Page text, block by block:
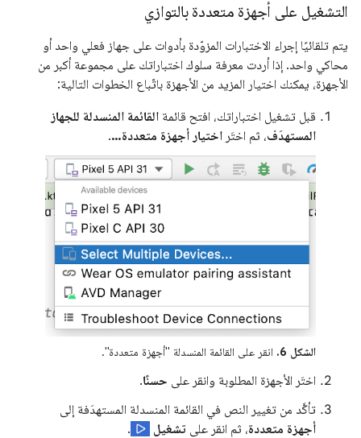
التشغيل على أجهزة متعددة بالتوازي
يتم تلقائيًا إجراء الاختبارات المزوّدة بأدوات على جهاز فعلي واحد أو
محاكي واحد. إذا أردت معرفة سلوك اختباراتك على مجموعة أكبر من
الأجهزة، يمكنك اختيار المزيد من الأجهزة باتّباع الخطوات التالية:
قبل تشغيل اختباراتك، افتح قائمة القائمة المنسدلة للجهاز
المستهدَف، ثم اختَر اختيار أجهزة متعددة….
الشكل 6. انقر على القائمة المنسدلة "أجهزة متعددة".
اختَر الأجهزة المطلوبة وانقر على حسنًا.
تأكَّد من تغيير النص في القائمة المنسدلة المستهدَفة إلى
أجهزة متعددة، ثم انقر على تشغيل .